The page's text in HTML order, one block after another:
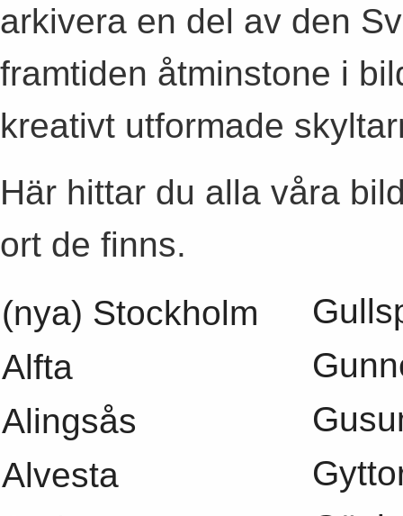
arkivera en del av den
framtiden åtminstone i
kreativt utformade
Här hittar du alla våra
ort de finns.
(nya) Stockholm
Alfta
Alingsås
Alvesta